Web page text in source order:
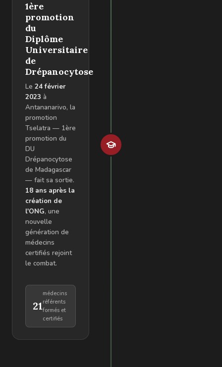
1ère
promotion
du
Diplôme
Universitaire
de
Drépanocytose
Le 24 février
2023 à
Antananarivo, la
promotion
Tselatra — 1ère
promotion du
DU
Drépanocytose
de Madagascar
— fait sa sortie.
18 ans après la
création de
l'ONG, une
nouvelle
génération de
médecins
certifiés rejoint
le combat.
21
médecins
référents
formés et
certifiés